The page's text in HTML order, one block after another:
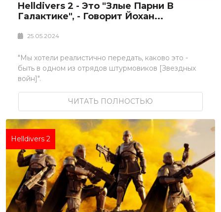
Helldivers 2 - Это "злые Парни В
Галактике", - Говорит Йохан...
25.05.2024
"Мы хотели реалистично передать, каково это -
быть в одном из отрядов штурмовиков [Звездных
войн]".
ЧИТАТЬ ПОЛНОСТЬЮ
Helldivers 2